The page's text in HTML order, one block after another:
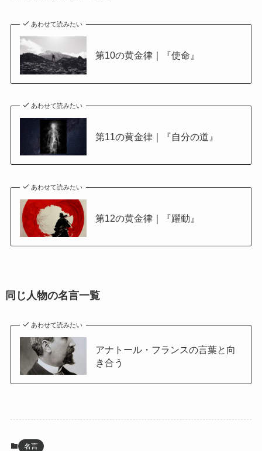
あわせて読みたい
第10の黄金律｜『使命』
あわせて読みたい
第11の黄金律｜『自分の道』
あわせて読みたい
第12の黄金律｜『躍動』
同じ人物の名言一覧
あわせて読みたい
アナトール・フランスの言葉と向
き合う
名言